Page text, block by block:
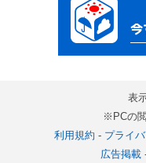
表
※PCの
利用規約 - プライ
広告掲載